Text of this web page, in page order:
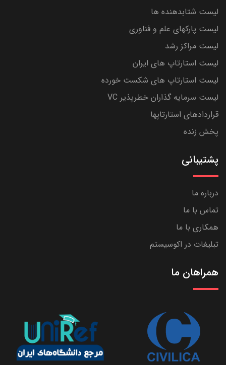
لیست شتابدهنده ها
لیست پارکهای علم و فناوری
لیست مراکز رشد
لیست استارتاپ های ایران
لیست استارتاپ های شکست خورده
لیست سرمایه گذاران خطرپذیر VC
قراردادهای استارتاپها
پخش زنده
پشتیبانی
درباره ما
تماس با ما
همکاری با ما
تبلیغات در اکوسیستم
همراهان ما